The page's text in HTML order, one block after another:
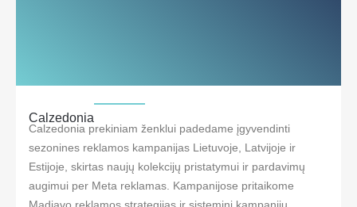
Calzedonia
Calzedonia prekiniam ženklui padedame įgyvendinti
sezonines reklamos kampanijas Lietuvoje, Latvijoje ir
Estijoje, skirtas naujų kolekcijų pristatymui ir pardavimų
augimui per Meta reklamas. Kampanijose pritaikome